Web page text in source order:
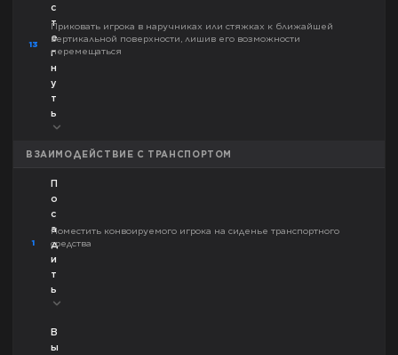
13
с
т
е
г
н
у
т
ь
Приковать игрока в наручниках или стяжках к ближайшей
вертикальной поверхности, лишив его возможности
перемещаться
ВЗАИМОДЕЙСТВИЕ С ТРАНСПОРТОМ
1
П
о
с
а
д
и
т
ь
Поместить конвоируемого игрока на сиденье транспортного
средства
В
ы